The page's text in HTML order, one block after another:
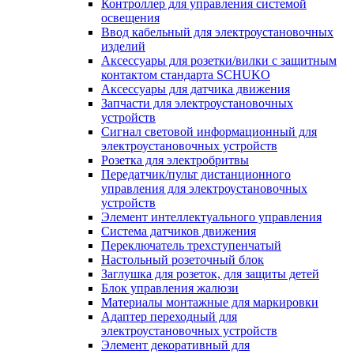
Контроллер для управления системой
освещения
Ввод кабельный для электроустановочных
изделий
Аксессуары для розетки/вилки с защитным
контактом стандарта SCHUKO
Аксессуары для датчика движения
Запчасти для электроустановочных
устройств
Сигнал световой информационный для
электроустановочных устройств
Розетка для электробритвы
Передатчик/пульт дистанционного
управления для электроустановочных
устройств
Элемент интеллектуального управления
Система датчиков движения
Переключатель трехступенчатый
Настольный розеточный блок
Заглушка для розеток, для защиты детей
Блок управления жалюзи
Материалы монтажные для маркировки
Адаптер переходный для
электроустановочных устройств
Элемент декоративный для